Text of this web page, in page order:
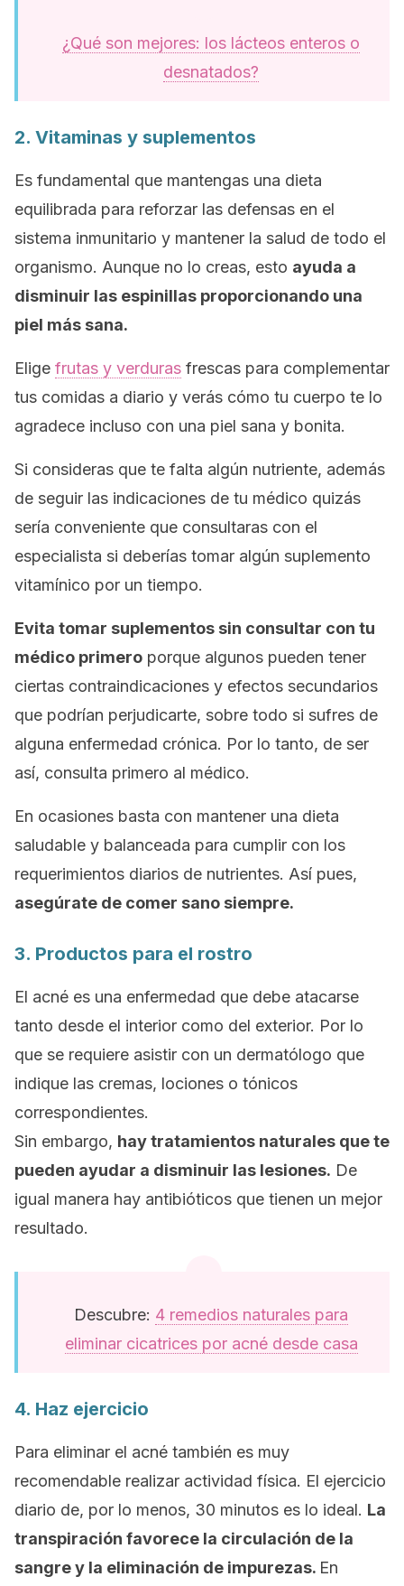
¿Qué son mejores: los lácteos enteros o
desnatados?
2. Vitaminas y suplementos
Es fundamental que mantengas una dieta
equilibrada para reforzar las defensas en el
sistema inmunitario y mantener la salud de todo el
organismo. Aunque no lo creas, esto ayuda a
disminuir las espinillas proporcionando una
piel más sana.
Elige frutas y verduras frescas para complementar
tus comidas a diario y verás cómo tu cuerpo te lo
agradece incluso con una piel sana y bonita.
Si consideras que te falta algún nutriente, además
de seguir las indicaciones de tu médico quizás
sería conveniente que consultaras con el
especialista si deberías tomar algún suplemento
vitamínico por un tiempo.
Evita tomar suplementos sin consultar con tu
médico primero porque algunos pueden tener
ciertas contraindicaciones y efectos secundarios
que podrían perjudicarte, sobre todo si sufres de
alguna enfermedad crónica. Por lo tanto, de ser
así, consulta primero al médico.
En ocasiones basta con mantener una dieta
saludable y balanceada para cumplir con los
requerimientos diarios de nutrientes. Así pues,
asegúrate de comer sano siempre.
3. Productos para el rostro
El acné es una enfermedad que debe atacarse
tanto desde el interior como del exterior. Por lo
que se requiere asistir con un dermatólogo que
indique las cremas, lociones o tónicos
correspondientes.
Sin embargo, hay tratamientos naturales que te
pueden ayudar a disminuir las lesiones. De
igual manera hay antibióticos que tienen un mejor
resultado.
Descubre: 4 remedios naturales para
eliminar cicatrices por acné desde casa
4. Haz ejercicio
Para eliminar el acné también es muy
recomendable realizar actividad física. El ejercicio
diario de, por lo menos, 30 minutos es lo ideal. La
transpiración favorece la circulación de la
sangre y la eliminación de impurezas. En